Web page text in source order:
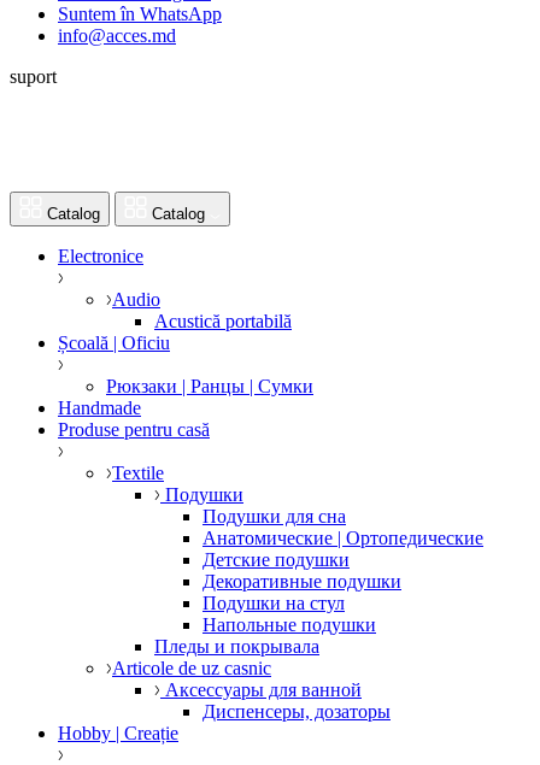
Suntem în WhatsApp
info@acces.md
suport
Catalog Catalog
Electronice
Audio
Acustică portabilă
Școală | Oficiu
Рюкзаки | Ранцы | Сумки
Handmade
Produse pentru casă
Textile
Подушки
Подушки для сна
Анатомические | Ортопедические
Детские подушки
Декоративные подушки
Подушки на стул
Напольные подушки
Пледы и покрывала
Articole de uz casnic
Аксессуары для ванной
Диспенсеры, дозаторы
Hobby | Creație